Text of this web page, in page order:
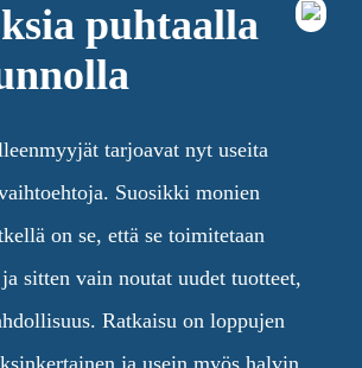
puhtaalla
tarjoavat nyt useita
Suosikki monien
on se, että se toimitetaan
sitten vain noutat uudet tuotteet,
Ratkaisu on loppujen